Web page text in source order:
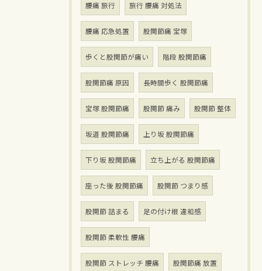
腰痛 旅行 旅行 腰痛 対処法
腰痛 応急処置 股関節痛 宝塚
歩くと股関節が痛い 階段 股関節痛
股関節痛 原因 長時間歩く 股関節痛
宝塚 股関節痛 股関節 痛み 股関節 整体
坂道 股関節痛 上り坂 股関節痛
下り坂 股関節痛 立ち上がる 股関節痛
座った後 股関節痛 股関節 つまり感
股関節 詰まる 足の付け根 違和感
股関節 柔軟性 腰痛
股関節 ストレッチ 腰痛 股関節痛 放置